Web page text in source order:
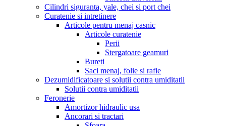
Cilindri siguranta, yale, chei si port chei
Curatenie si intretinere
Articole pentru menaj casnic
Articole curatenie
Perii
Stergatoare geamuri
Bureti
Saci menaj, folie si rafie
Dezumidificatoare si solutii contra umiditatii
Solutii contra umiditatii
Feronerie
Amortizor hidraulic usa
Ancorari si tractari